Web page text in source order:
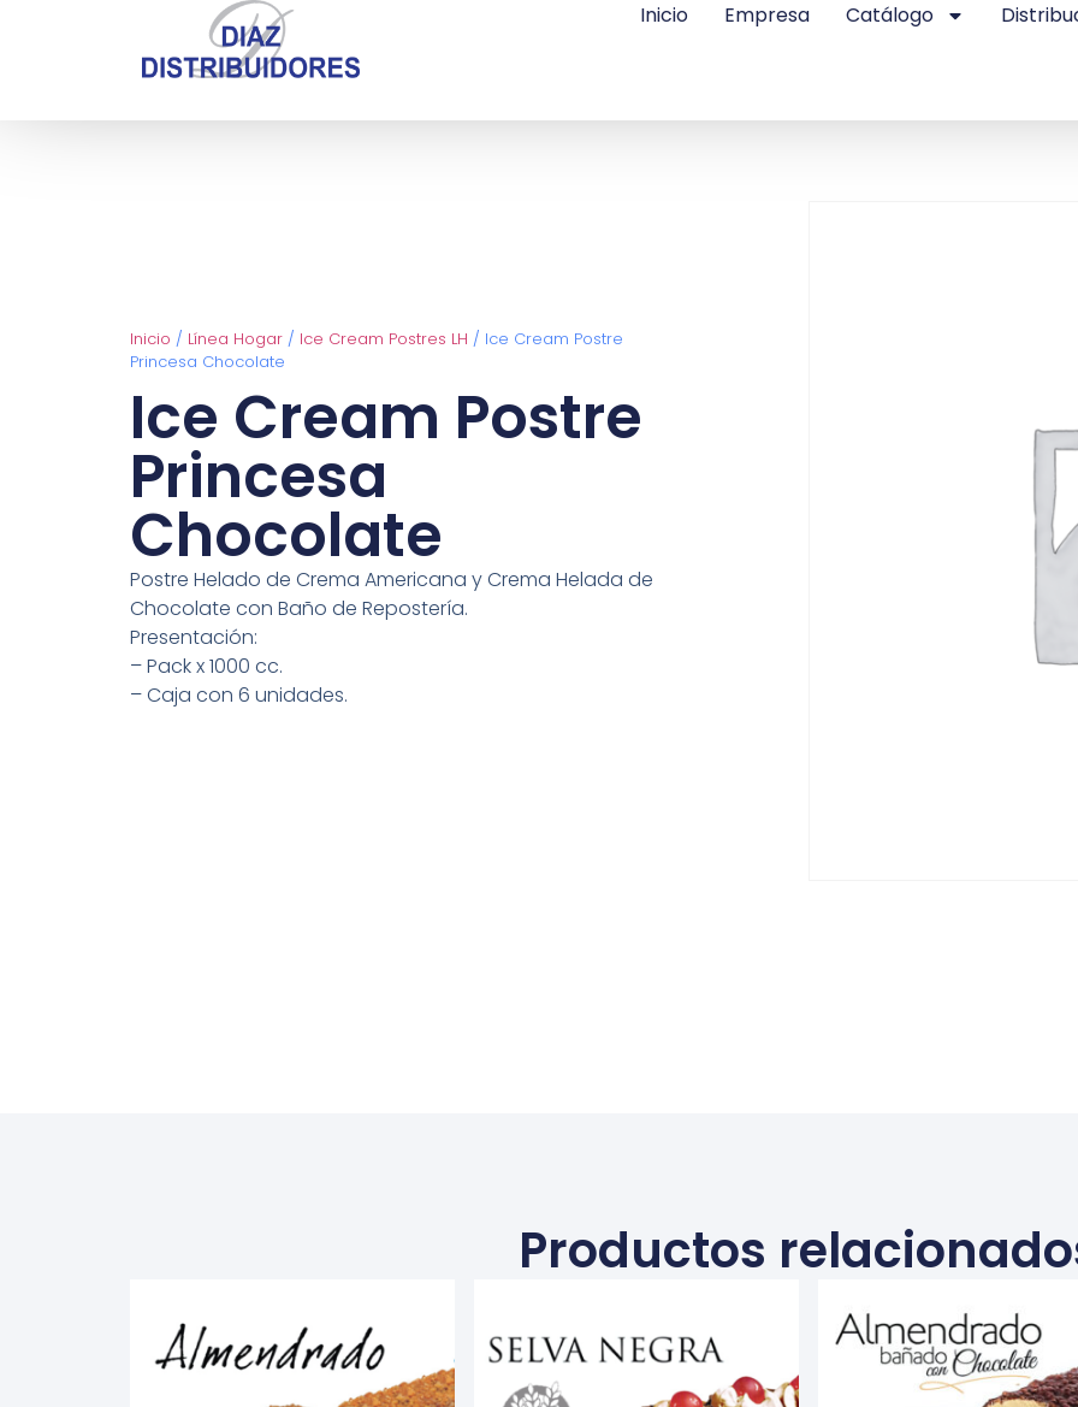
Inicio Empresa Catálogo
Inicio / Línea Hogar/ Ice Cream Postres LH / Ice Cream Postre
Princesa Chocolate
Ice Cream Postre
Princesa
Chocolate
Postre Helado de Crema Americana y Crema Helada de
Chocolate con Baño de Repostería.
Presentación:
– Pack x 1000 cc.
– Caja con 6 unidades.
Productos